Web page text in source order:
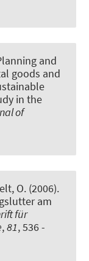
and
goods and
in the
of
O. (2006).
am
für
,81, 536 -